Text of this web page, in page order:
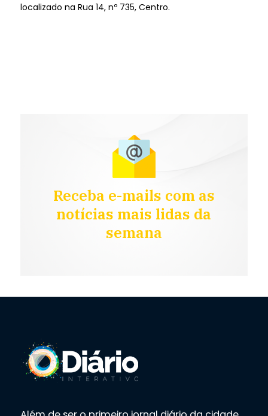
localizado na Rua 14, nº 735, Centro.
Receba e-mails com as
notícias mais lidas da
semana